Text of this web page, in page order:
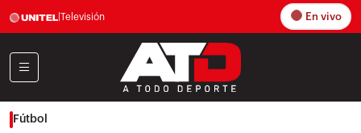
Televisión En vivo
Fútbol